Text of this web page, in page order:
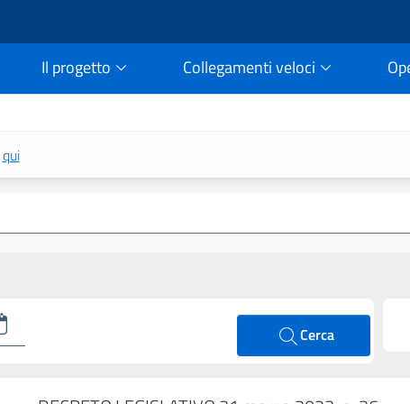
Il progetto Collegamenti veloci
qui
Cerca